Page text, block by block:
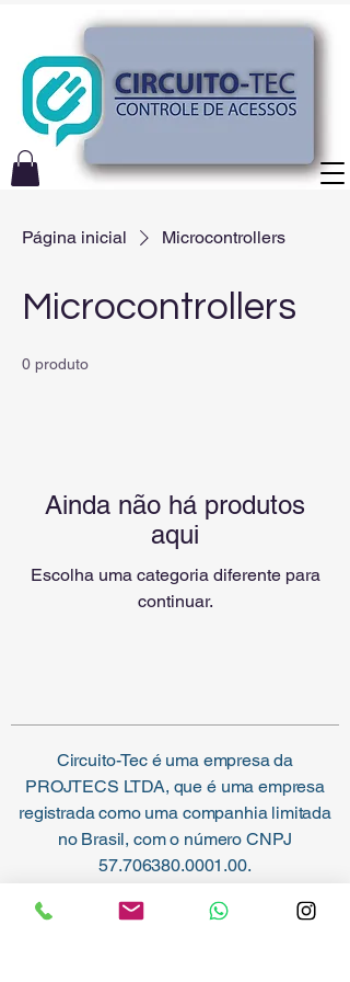
Página inicial Microcontrollers
Microcontrollers
0 produto
Ainda não há produtos
aqui
Escolha uma categoria diferente para
continuar.
Circuito-Tec é uma empresa da
PROJTECS LTDA, que é uma empresa
registrada como uma companhia limitada
no Brasil, com o número CNPJ
57.706380.0001.00.
Salvador - Bahia - Brasil. ​​